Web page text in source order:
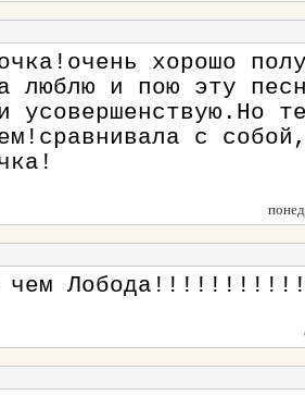
хорошо
люблю и пою эту
усовершенствую.Но
с
чем